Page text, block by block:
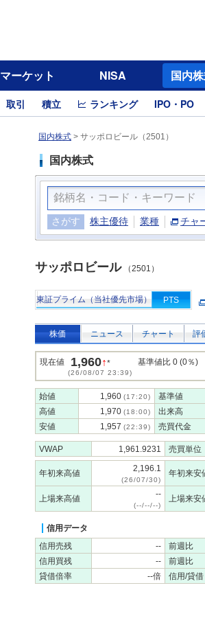
マーケット NISA 国内
取引 積立 ランキング IPO・PO
国内株式 > サッポロビール（2501）
国内株式
さがす 株主優待 業種 チャ
サッポロビール（2501）
東証プライム（当社優先市場） PTS
株価 ニュース チャート 評
現在値 1,960↑*
(26/08/07 23:39)
基準値比 0 (0％)
始値 1,960 (17:20)
基準値
高値
1,970 (18:00)
出来高
安値
1,957 (22:39) 売買代金
VWAP 1,961.9231 売買単位
年初来高値 2,196.1
(26/07/30)
年初来安
上場来高値 --
(--/--/--)
上場来安
信用データ
信用売残
--
前週比
信用買残
--
前週比
貸借倍率
--倍 信用/貸借